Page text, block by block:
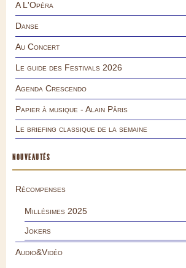
A L'Opéra
Danse
Au Concert
Le guide des Festivals 2026
Agenda Crescendo
Papier à musique - Alain Pâris
Le briefing classique de la semaine
NOUVEAUTÉS
Récompenses
Millésimes 2025
Jokers
Audio&Vidéo